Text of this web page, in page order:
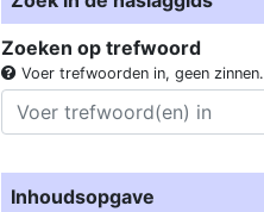
Zoeken op trefwoord
Voer trefwoorden in, geen zinnen.
Inhoudsopgave